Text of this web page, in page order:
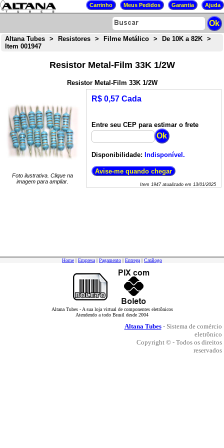
Altana Tubes > Resistores > Filme Metálico > De 10K a 82K
>
Item 001947
Resistor Metal-Film 33K 1/2W
Resistor Metal-Film 33K 1/2W
Foto ilustrativa. Clique na
imagem para ampliar.
R$ 0,57 Cada
Entre seu CEP para estimar o frete
Disponibilidade: Indisponível.
Item 1947atualizado em 13/01/2025
Home | Empresa | Pagamento | Entrega | Catálogo
Altana Tubes - A sua loja virtual de componentes eletrônicos
Atendendo a todo Brasil desde 2004
Altana Tubes- Sistema de comércio
eletrônico
Copyright © - Todos os direitos
reservados